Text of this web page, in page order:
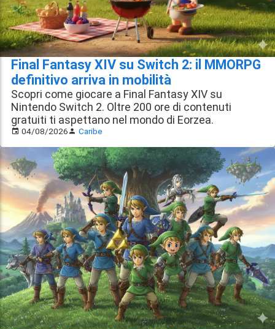
Final Fantasy XIV su Switch 2: il MMORPG
definitivo arriva in mobilità
Scopri come giocare a Final Fantasy XIV su
Nintendo Switch 2. Oltre 200 ore di contenuti
gratuiti ti aspettano nel mondo di Eorzea.
04/08/2026 Caribe